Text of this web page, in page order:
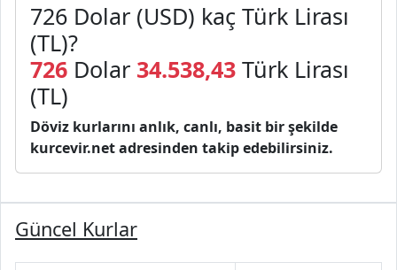
726 Dolar (USD) kaç Türk Lirası
(TL)?
726 Dolar 34.538,43 Türk Lirası
(TL)
Döviz kurlarını anlık, canlı, basit bir şekilde
kurcevir.net adresinden takip edebilirsiniz.
Güncel Kurlar